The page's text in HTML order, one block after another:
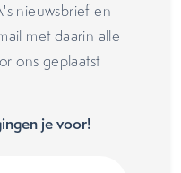
nieuwsbrief en
met daarin alle
ons geplaatst
je voor!